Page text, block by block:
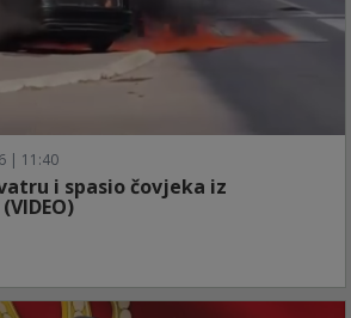
| 11:40
i spasio čovjeka iz